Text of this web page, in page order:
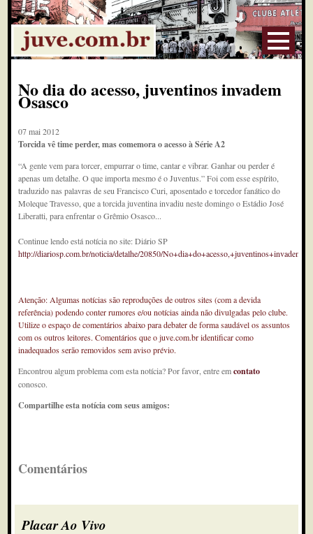
No dia do acesso, juventinos invadem
Osasco
07 mai 2012
Torcida vê time perder, mas comemora o acesso à Série A2
“A gente vem para torcer, empurrar o time, cantar e vibrar. Ganhar ou perder é
apenas um detalhe. O que importa mesmo é o Juventus.” Foi com esse espírito,
traduzido nas palavras de seu Francisco Curi, aposentado e torcedor fanático do
Moleque Travesso, que a torcida juventina invadiu neste domingo o Estádio José
Liberatti, para enfrentar o Grêmio Osasco...
Continue lendo está notícia no site: Diário SP
http://diariosp.com.br/noticia/detalhe/20850/
Atenção: Algumas notícias são reproduções de outros sites (com a devida
referência) podendo conter rumores e/ou notícias ainda não divulgadas pelo clube.
Utilize o espaço de comentários abaixo para debater de forma saudável os assuntos
com os outros leitores. Comentários que o juve.com.br identificar como
inadequados serão removidos sem aviso prévio.
Encontrou algum problema com esta notícia? Por favor, entre emcontato
conosco.
Compartilhe esta notícia com seus amigos:
Comentários
Placar Ao Vivo